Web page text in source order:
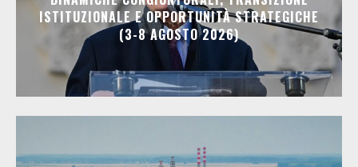
ISTITUZIONALE E OPPORTUNITÀ STRATEGICHE
(3-8 AGOSTO 2026)